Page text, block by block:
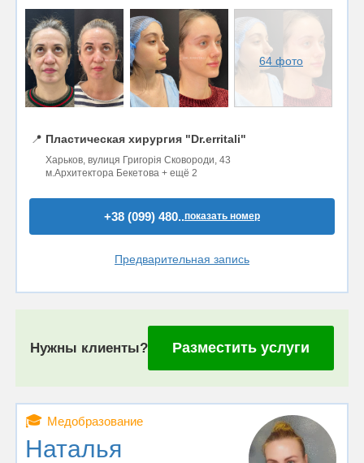
64 фото
📍 Пластическая хирургия "Dr.erritali"
Харьков, вулиця Григорія Сковороди, 43
м.Архитектора Бекетова + ещё 2
+38 (099) 480..показать номер
Предварительная запись
Нужны клиенты? Разместить услуги
🎓 Медобразование
Наталья